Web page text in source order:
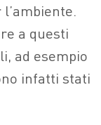
a questi
ad esempio
infatti stati